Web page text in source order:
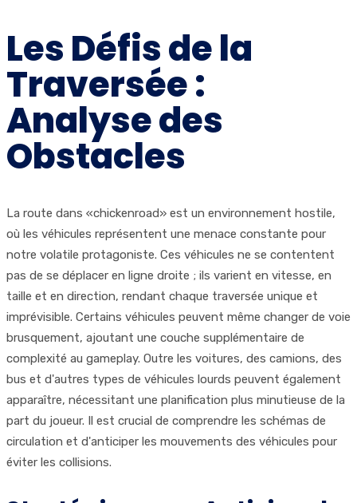
Les Défis de la
Traversée :
Analyse des
Obstacles
La route dans «chickenroad» est un environnement hostile,
où les véhicules représentent une menace constante pour
notre volatile protagoniste. Ces véhicules ne se contentent
pas de se déplacer en ligne droite ; ils varient en vitesse, en
taille et en direction, rendant chaque traversée unique et
imprévisible. Certains véhicules peuvent même changer de voie
brusquement, ajoutant une couche supplémentaire de
complexité au gameplay. Outre les voitures, des camions, des
bus et d'autres types de véhicules lourds peuvent également
apparaître, nécessitant une planification plus minutieuse de la
part du joueur. Il est crucial de comprendre les schémas de
circulation et d'anticiper les mouvements des véhicules pour
éviter les collisions.